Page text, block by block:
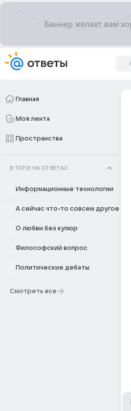
Главная
Моя лента
Пространства
В ТОПЕ НА ОТВЕТАХ
Информационные технологии
А сейчас что-то совсем другое
О любви без купюр
Философский вопрос
Политические дебаты
Смотреть все